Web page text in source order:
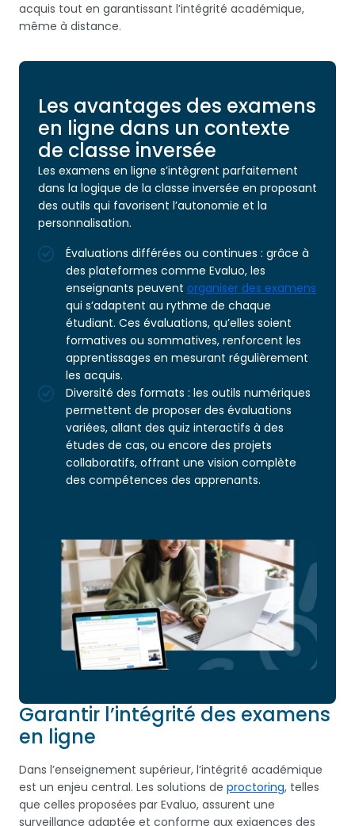
acquis tout en garantissant l’intégrité académique,
même à distance.
Les avantages des examens
en ligne dans un contexte
de classe inversée
Les examens en ligne s’intègrent parfaitement
dans la logique de la classe inversée en proposant
des outils qui favorisent l’autonomie et la
personnalisation.
Évaluations différées ou continues : grâce à
des plateformes comme Evaluo, les
enseignants peuvent organiser des examens
qui s’adaptent au rythme de chaque
étudiant. Ces évaluations, qu’elles soient
formatives ou sommatives, renforcent les
apprentissages en mesurant régulièrement
les acquis.
Diversité des formats : les outils numériques
permettent de proposer des évaluations
variées, allant des quiz interactifs à des
études de cas, ou encore des projets
collaboratifs, offrant une vision complète
des compétences des apprenants.
Garantir l’intégrité des examens
en ligne
Dans l’enseignement supérieur, l’intégrité académique
est un enjeu central. Les solutions de proctoring, telles
que celles proposées par Evaluo, assurent une
surveillance adaptée et conforme aux exigences des